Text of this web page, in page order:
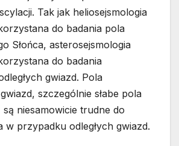
Tak jak heliosejsmologia
do badania pola
Słońca, asterosejsmologia
do badania
gwiazd. Pola
szczególnie słabe pola
niesamowicie trudne do
w przypadku odległych gwiazd.